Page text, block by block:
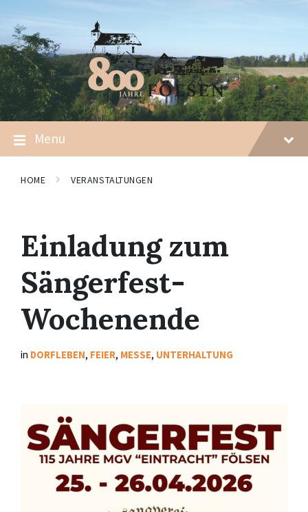
content
main
navigation
footer
Menu
HOME VERANSTALTUNGEN
Einladung zum
Sängerfest-
Wochenende
in DORFLEBEN, FEIER, MESSE, UNTERHALTUNG